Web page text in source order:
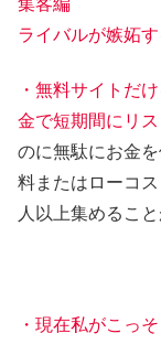
ライバルが嫉妬
・無料サイトだ
金で短期間にリ
のに無駄にお金
料またはローコ
人以上集めるこ
・現在私がこっ